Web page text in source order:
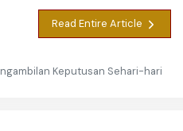
Read Entire Article
Keputusan Sehari-hari